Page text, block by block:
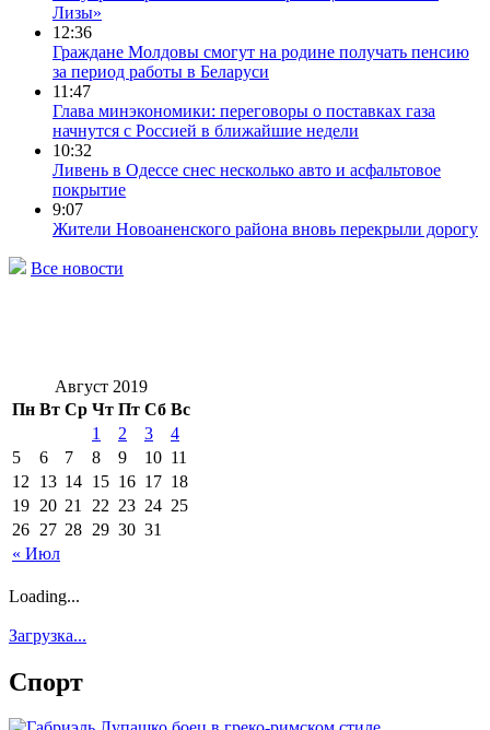
Лизы»
12:36
Граждане Молдовы смогут на родине получать пенсию
за период работы в Беларуси
11:47
Глава минэкономики: переговоры о поставках газа
начнутся с Россией в ближайшие недели
10:32
Ливень в Одессе снес несколько авто и асфальтовое
покрытие
9:07
Жители Новоаненского района вновь перекрыли дорогу
Все новости
Август 2019
Пн Вт Ср Чт Пт Сб Вс
« Июл
1 2 3
4
5
6 7 8 9 10 11
12
13 14 15 16 17 18
19 20 21 22 23 24 25
26 27 28 29 30 31
Loading...
Загрузка...
Спорт